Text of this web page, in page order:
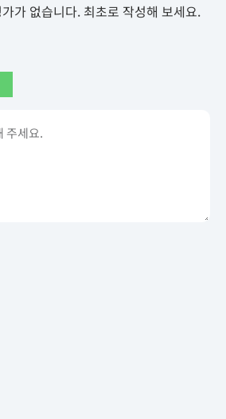
가 없습니다. 최초로 작성해 보세요.